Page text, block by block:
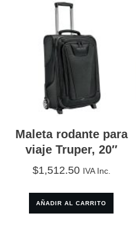
Maleta rodante para
viaje Truper, 20″
$1,512.50 IVA Inc.
AÑADIR AL CARRITO